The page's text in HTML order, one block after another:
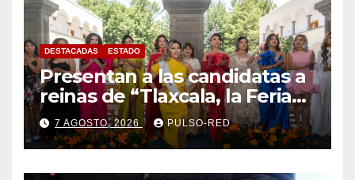
DESTACADAS ESTADO
Presentan a las candidatas a
reinas de “Tlaxcala, la Feria
de Ferias 2026: La Flor
Tlaxcalteca”
7 AGOSTO, 2026 PULSO-RED